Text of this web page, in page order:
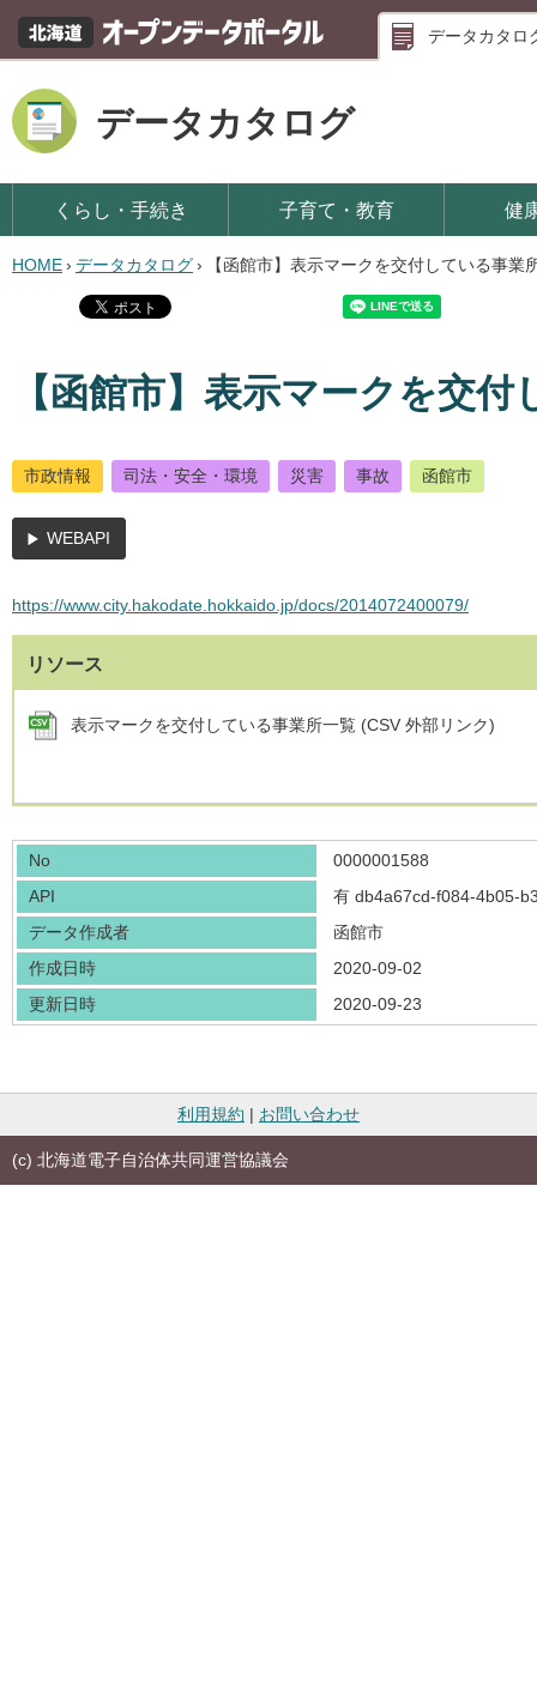
データカタロ
データカタログ
くらし・手続き 子育て・教育 健
HOME› データカタログ› 【函館市】表示マークを交付している事業
【函館市】表示マークを交
市政情報 司法・安全・環境 災害 事故 函館市
WEBAPI
https://www.city.hakodate.hokkaido.jp/docs/2014072400079/
リソース
表示マークを交付している事業所一覧 (CSV 外部リンク)
No
0000001588
API
有 db4a67cd-f084-4b05-
データ作成者
函館市
作成日時
2020-09-02
更新日時
2020-09-23
利用規約 | お問い合わせ
(c) 北海道電子自治体共同運営協議会